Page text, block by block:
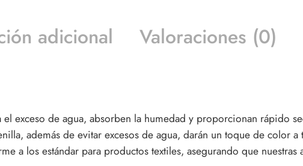
adicional Valoraciones (0)
exceso de agua, absorben la humedad y proporcionan rápido
, además de evitar excesos de agua, darán un toque de color a
a los estándar para productos textiles, asegurando que nuestras